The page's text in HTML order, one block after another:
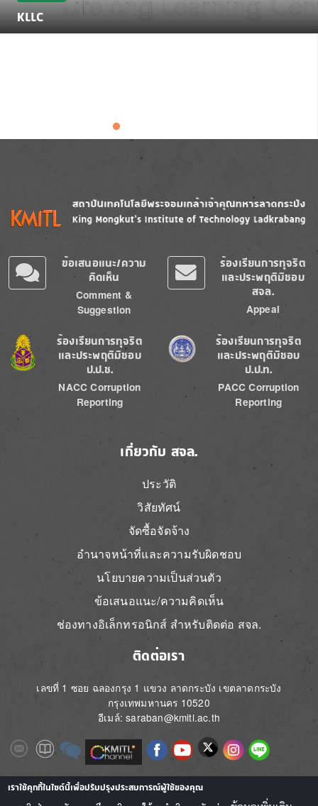
KLLC
Image
ข้อเสนอแนะ/ความ
คิดเห็น
Comment &
Suggestion
ร้องเรียนการทุจริต
และประพฤติมิชอบ
สจล.
Appeal
Image
ร้องเรียนการทุจริต
และประพฤติมิชอบ
ป.ป.ช.
NACC Corruption
Reporting
Image
ร้องเรียนการทุจริต
และประพฤติมิชอบ
ป.ป.ท.
PACC Corruption
Reporting
เกี่ยวกับ สจล.
ประวัติ
วิสัยทัศน์
จัดซื้อจัดจ้าง
อำนาจหน้าที่และความรับผิดชอบ
นโยบายความเป็นส่วนตัว
ข้อเสนอแนะ/ความคิดเห็น
ช่องทางอิเล็กทรอนิกส์ สำหรับติดต่อ สจล.
ติดต่อเรา
เลขที่ 1 ซอย ฉลองกรุง 1 แขวง ลาดกระบัง เขตลาดกระบัง
กรุงเทพมหานคร 10520
อีเมล์: saraban@kmitl.ac.th
ImageImageImage Image ImageImageImageImageImage
Image Image
เราใช้คุกกี้ในไซต์นี้เพื่อปรับปรุงประสบการณ์ผู้ใช้ของคุณ